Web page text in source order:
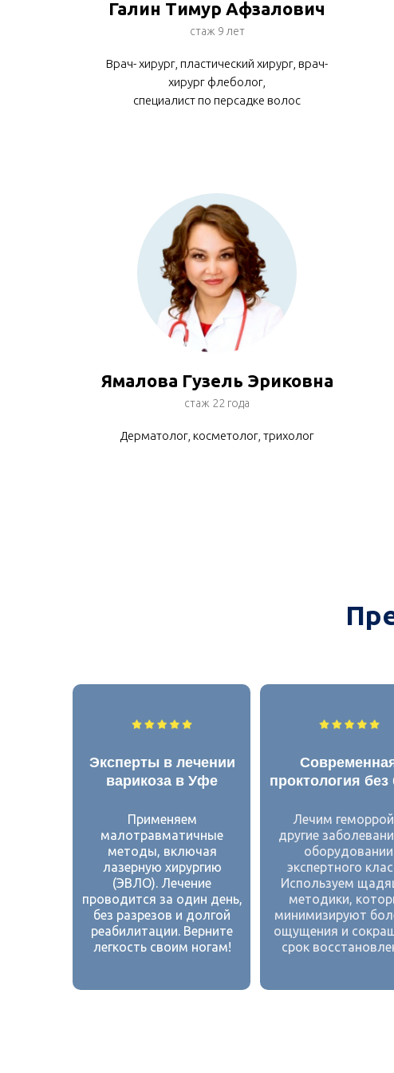
Галин Тимур Афзалович
стаж 9 лет
Врач- хирург, пластический хирург, врач-
хирург флеболог,
специалист по персадке волос
Ямалова Гузель Эриковна
стаж 22 года
Дерматолог, косметолог, трихолог
проктология без
Лечим
другие
оборудовании
экспертного
Используем
методики,
минимизируют
ощущения и
срок
Эксперты в лечении
варикоза в Уфе
Применяем
малотравматичные
методы, включая
лазерную хирургию
(ЭВЛО). Лечение
проводится за один день,
без разрезов и долгой
реабилитации. Верните
легкость своим ногам!